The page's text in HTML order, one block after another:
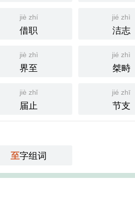
jiè zhí
借职
jié zhì
洁志
jiè zhì
界至
jié zhì
桀畤
jiè zhǐ
届止
jié zhī
节支
至字组词